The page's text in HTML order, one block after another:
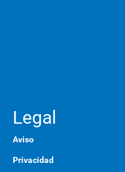
Legal
Aviso
Privacidad